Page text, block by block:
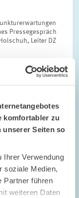
komfortabler zu
Seiten so
Ihrer Verwendung
soziale Medien,
Partner führen
weiteren Daten
Pressegespräch
Leiter DZ
ZEW
Science
"Economics"
Universität
Science Award